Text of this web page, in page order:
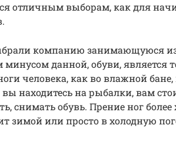
отличным выборам, как для
компанию занимающуюся
данной, обуви, является
человека, как во влажной
вы находитесь на рыбалки, вам
снимать обувь. Прение ног
зимой или просто в холодную